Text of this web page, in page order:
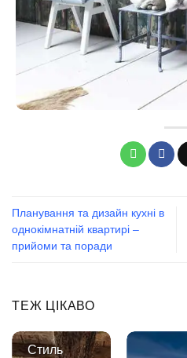
Планування та дизайн кухні в
однокімнатній квартирі –
прийоми та поради
ТЕЖ ЦІКАВО
Стиль